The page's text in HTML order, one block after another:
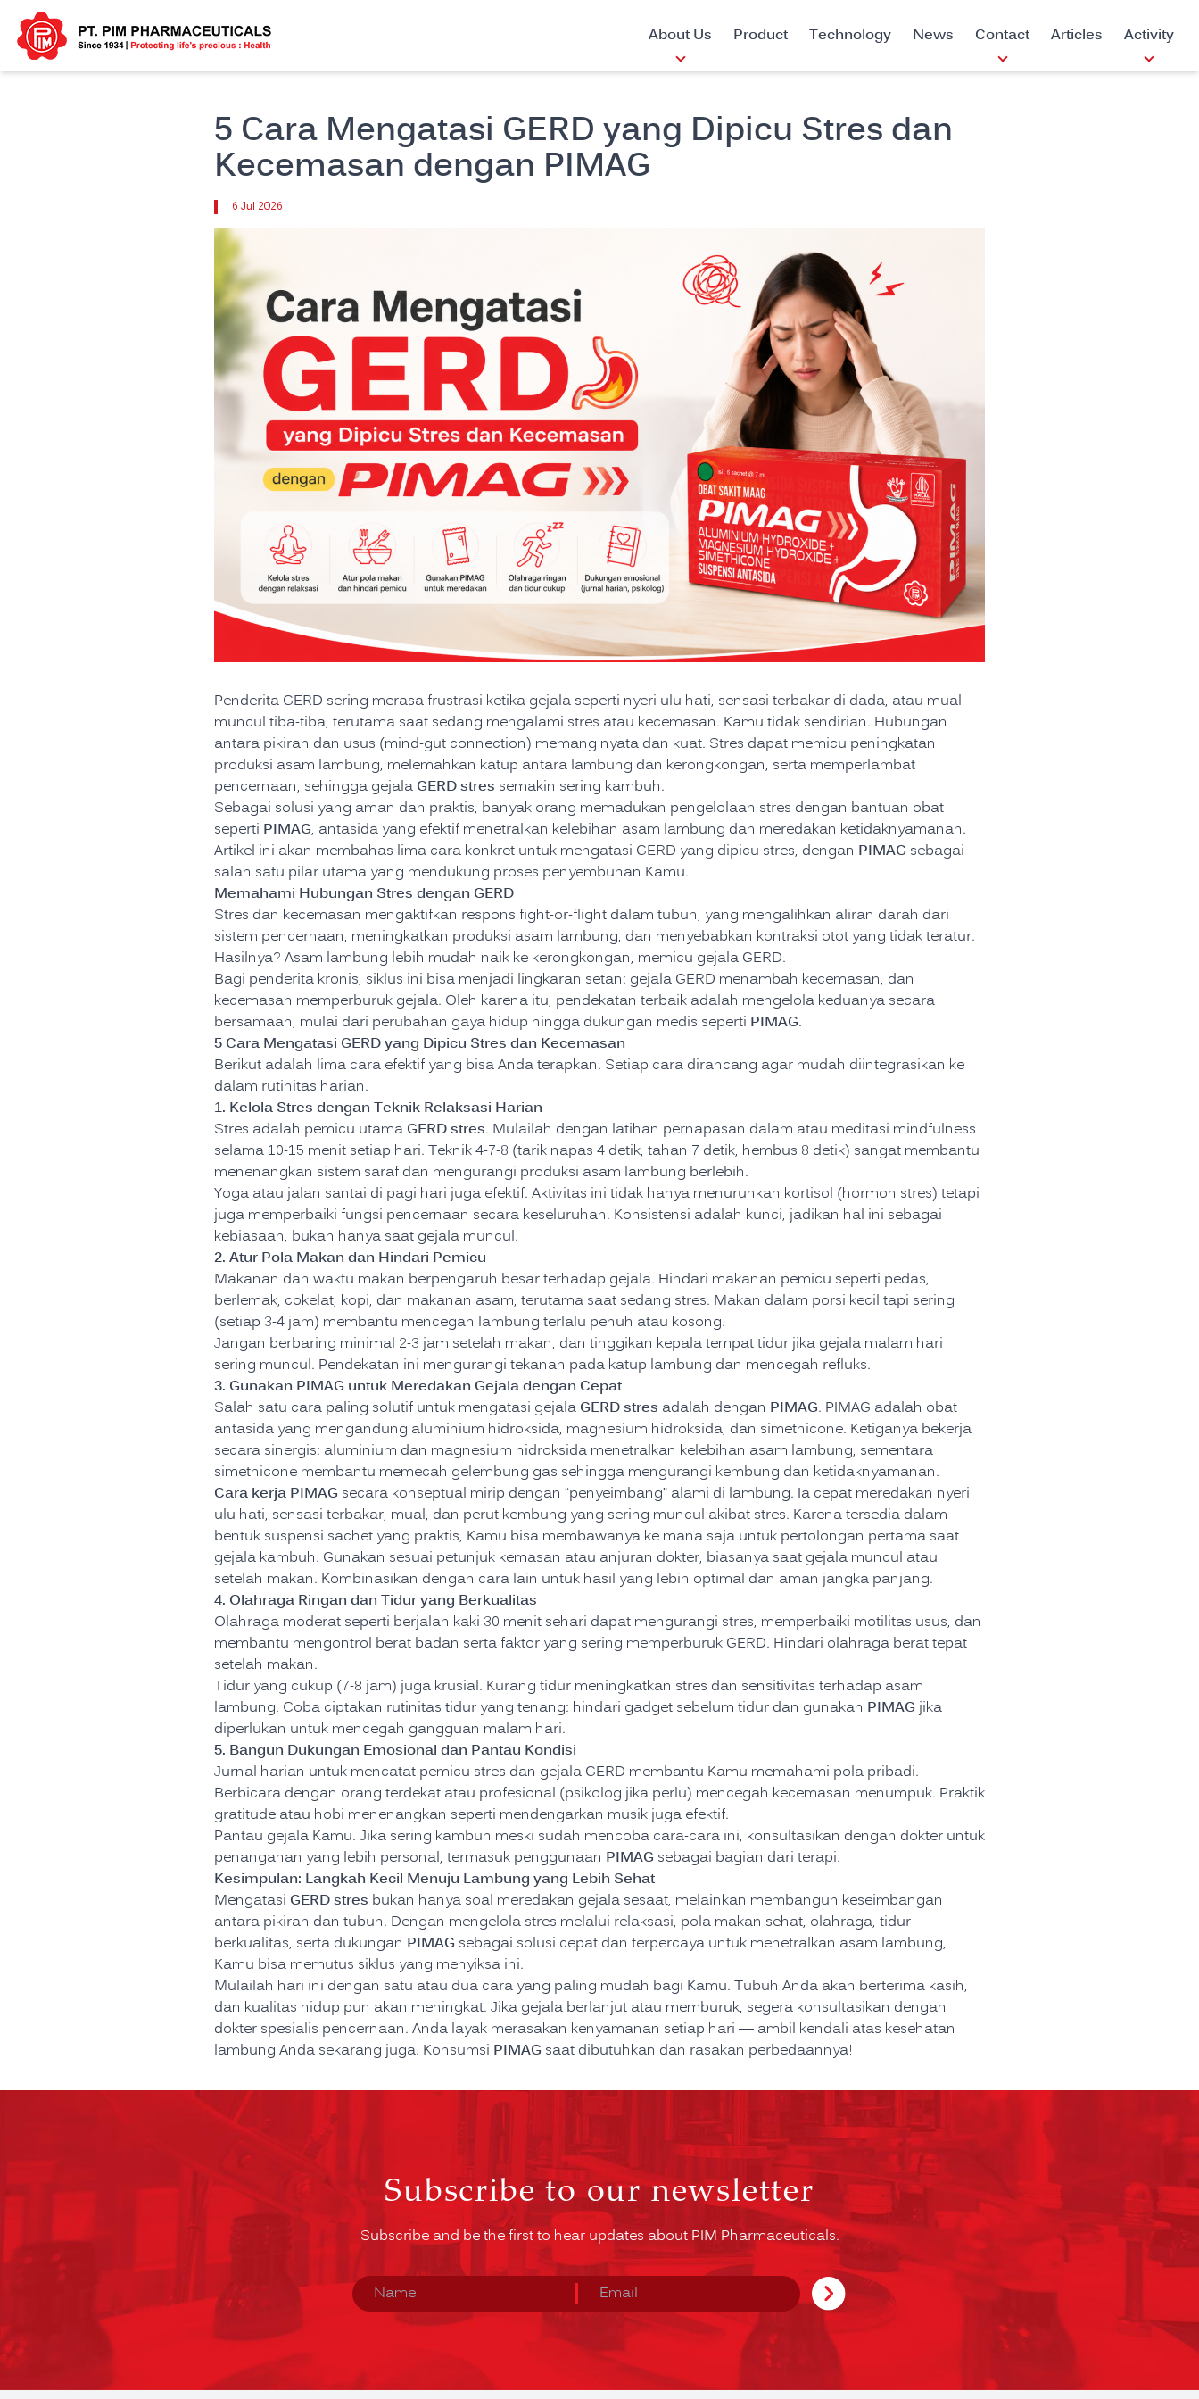
About Us Product Technology News Contact Articles Activity
5 Cara Mengatasi GERD yang Dipicu Stres dan
Kecemasan dengan PIMAG
6 Jul 2026
Penderita GERD sering merasa frustrasi ketika gejala seperti nyeri ulu hati, sensasi terbakar di dada, atau mual
muncul tiba-tiba, terutama saat sedang mengalami stres atau kecemasan. Kamu tidak sendirian. Hubungan
antara pikiran dan usus (mind-gut connection) memang nyata dan kuat. Stres dapat memicu peningkatan
produksi asam lambung, melemahkan katup antara lambung dan kerongkongan, serta memperlambat
pencernaan, sehingga gejala GERD stres semakin sering kambuh.
Sebagai solusi yang aman dan praktis, banyak orang memadukan pengelolaan stres dengan bantuan obat
seperti PIMAG, antasida yang efektif menetralkan kelebihan asam lambung dan meredakan ketidaknyamanan.
Artikel ini akan membahas lima cara konkret untuk mengatasi GERD yang dipicu stres, dengan PIMAG sebagai
salah satu pilar utama yang mendukung proses penyembuhan Kamu.
Memahami Hubungan Stres dengan GERD
Stres dan kecemasan mengaktifkan respons fight-or-flight dalam tubuh, yang mengalihkan aliran darah dari
sistem pencernaan, meningkatkan produksi asam lambung, dan menyebabkan kontraksi otot yang tidak teratur.
Hasilnya? Asam lambung lebih mudah naik ke kerongkongan, memicu gejala GERD.
Bagi penderita kronis, siklus ini bisa menjadi lingkaran setan: gejala GERD menambah kecemasan, dan
kecemasan memperburuk gejala. Oleh karena itu, pendekatan terbaik adalah mengelola keduanya secara
bersamaan, mulai dari perubahan gaya hidup hingga dukungan medis seperti PIMAG.
5 Cara Mengatasi GERD yang Dipicu Stres dan Kecemasan
Berikut adalah lima cara efektif yang bisa Anda terapkan. Setiap cara dirancang agar mudah diintegrasikan ke
dalam rutinitas harian.
1. Kelola Stres dengan Teknik Relaksasi Harian
Stres adalah pemicu utama GERD stres. Mulailah dengan latihan pernapasan dalam atau meditasi mindfulness
selama 10-15 menit setiap hari. Teknik 4-7-8 (tarik napas 4 detik, tahan 7 detik, hembus 8 detik) sangat membantu
menenangkan sistem saraf dan mengurangi produksi asam lambung berlebih.
Yoga atau jalan santai di pagi hari juga efektif. Aktivitas ini tidak hanya menurunkan kortisol (hormon stres) tetapi
juga memperbaiki fungsi pencernaan secara keseluruhan. Konsistensi adalah kunci, jadikan hal ini sebagai
kebiasaan, bukan hanya saat gejala muncul.
2. Atur Pola Makan dan Hindari Pemicu
Makanan dan waktu makan berpengaruh besar terhadap gejala. Hindari makanan pemicu seperti pedas,
berlemak, cokelat, kopi, dan makanan asam, terutama saat sedang stres. Makan dalam porsi kecil tapi sering
(setiap 3-4 jam) membantu mencegah lambung terlalu penuh atau kosong.
Jangan berbaring minimal 2-3 jam setelah makan, dan tinggikan kepala tempat tidur jika gejala malam hari
sering muncul. Pendekatan ini mengurangi tekanan pada katup lambung dan mencegah refluks.
3. Gunakan PIMAG untuk Meredakan Gejala dengan Cepat
Salah satu cara paling solutif untuk mengatasi gejala GERD stres adalah dengan PIMAG. PIMAG adalah obat
antasida yang mengandung aluminium hidroksida, magnesium hidroksida, dan simethicone. Ketiganya bekerja
secara sinergis: aluminium dan magnesium hidroksida menetralkan kelebihan asam lambung, sementara
simethicone membantu memecah gelembung gas sehingga mengurangi kembung dan ketidaknyamanan.
Cara kerja PIMAG secara konseptual mirip dengan “penyeimbang” alami di lambung. Ia cepat meredakan nyeri
ulu hati, sensasi terbakar, mual, dan perut kembung yang sering muncul akibat stres. Karena tersedia dalam
bentuk suspensi sachet yang praktis, Kamu bisa membawanya ke mana saja untuk pertolongan pertama saat
gejala kambuh. Gunakan sesuai petunjuk kemasan atau anjuran dokter, biasanya saat gejala muncul atau
setelah makan. Kombinasikan dengan cara lain untuk hasil yang lebih optimal dan aman jangka panjang.
4. Olahraga Ringan dan Tidur yang Berkualitas
Olahraga moderat seperti berjalan kaki 30 menit sehari dapat mengurangi stres, memperbaiki motilitas usus, dan
membantu mengontrol berat badan serta faktor yang sering memperburuk GERD. Hindari olahraga berat tepat
setelah makan.
Tidur yang cukup (7-8 jam) juga krusial. Kurang tidur meningkatkan stres dan sensitivitas terhadap asam
lambung. Coba ciptakan rutinitas tidur yang tenang: hindari gadget sebelum tidur dan gunakan PIMAG jika
diperlukan untuk mencegah gangguan malam hari.
5. Bangun Dukungan Emosional dan Pantau Kondisi
Jurnal harian untuk mencatat pemicu stres dan gejala GERD membantu Kamu memahami pola pribadi.
Berbicara dengan orang terdekat atau profesional (psikolog jika perlu) mencegah kecemasan menumpuk. Praktik
gratitude atau hobi menenangkan seperti mendengarkan musik juga efektif.
Pantau gejala Kamu. Jika sering kambuh meski sudah mencoba cara-cara ini, konsultasikan dengan dokter untuk
penanganan yang lebih personal, termasuk penggunaan PIMAG sebagai bagian dari terapi.
Kesimpulan: Langkah Kecil Menuju Lambung yang Lebih Sehat
Mengatasi GERD stres bukan hanya soal meredakan gejala sesaat, melainkan membangun keseimbangan
antara pikiran dan tubuh. Dengan mengelola stres melalui relaksasi, pola makan sehat, olahraga, tidur
berkualitas, serta dukungan PIMAG sebagai solusi cepat dan terpercaya untuk menetralkan asam lambung,
Kamu bisa memutus siklus yang menyiksa ini.
Mulailah hari ini dengan satu atau dua cara yang paling mudah bagi Kamu. Tubuh Anda akan berterima kasih,
dan kualitas hidup pun akan meningkat. Jika gejala berlanjut atau memburuk, segera konsultasikan dengan
dokter spesialis pencernaan. Anda layak merasakan kenyamanan setiap hari — ambil kendali atas kesehatan
lambung Anda sekarang juga. Konsumsi PIMAG saat dibutuhkan dan rasakan perbedaannya!
Subscribe to our newsletter
Subscribe and be the first to hear updates about PIM Pharmaceuticals.